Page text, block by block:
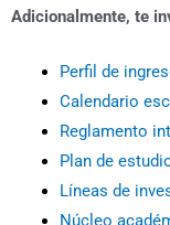
Adicionalmente, te
Perfil de
Calendario
Reglamento
Plan de
Líneas de
Núcleo